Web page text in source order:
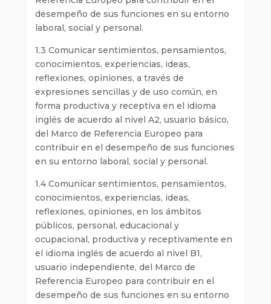
desempeño de sus funciones en su entorno
laboral, social y personal.
1.3 Comunicar sentimientos, pensamientos,
conocimientos, experiencias, ideas,
reflexiones, opiniones, a través de
expresiones sencillas y de uso común, en
forma productiva y receptiva en el idioma
inglés de acuerdo al nivel A2, usuario básico,
del Marco de Referencia Europeo para
contribuir en el desempeño de sus funciones
en su entorno laboral, social y personal.
1.4 Comunicar sentimientos, pensamientos,
conocimientos, experiencias, ideas,
reflexiones, opiniones, en los ámbitos
públicos, personal, educacional y
ocupacional, productiva y receptivamente en
el idioma inglés de acuerdo al nivel B1,
usuario independiente, del Marco de
Referencia Europeo para contribuir en el
desempeño de sus funciones en su entorno